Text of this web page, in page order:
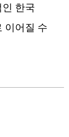
한국
이어질 수